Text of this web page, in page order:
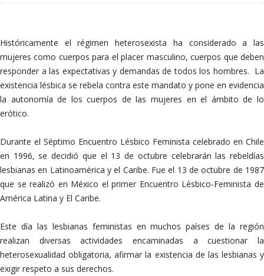
Históricamente el régimen heterosexista ha considerado a las
mujeres como cuerpos para el placer masculino, cuerpos que deben
responder a las expectativas y demandas de todos los hombres. La
existencia lésbica se rebela contra este mandato y pone en evidencia
la autonomía de los cuerpos de las mujeres en el ámbito de lo
erótico.
Durante el Séptimo Encuentro Lésbico Feminista celebrado en Chile
en 1996, se decidió que el 13 de octubre celebrarán las rebeldías
lesbianas en Latinoamérica y el Caribe. Fue el 13 de octubre de 1987
que se realizó en México el primer Encuentro Lésbico-Feminista de
América Latina y El Caribe.
Este día las lesbianas feministas en muchos países de la región
realizan diversas actividades encaminadas a cuestionar la
heterosexualidad obligatoria, afirmar la existencia de las lesbianas y
exigir respeto a sus derechos.